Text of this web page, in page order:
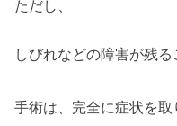
ただし、
しびれなどの障害が残る
手術は、完全に症状を